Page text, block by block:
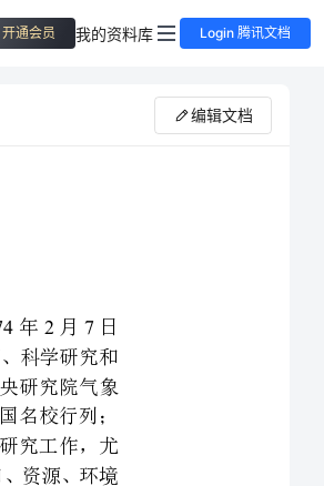
开通会员 我的资料库 Login 腾讯文档
编辑文档